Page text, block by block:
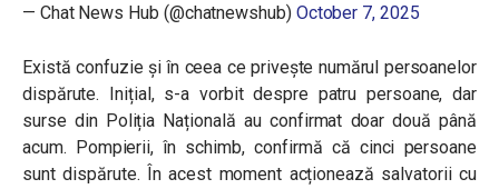
— Chat News Hub (@chatnewshub) October 7, 2025
Există confuzie și în ceea ce privește numărul persoanelor
dispărute. Inițial, s-a vorbit despre patru persoane, dar
surse din Poliția Națională au confirmat doar două până
acum. Pompierii, în schimb, confirmă că cinci persoane
sunt dispărute. În acest moment acționează salvatorii cu